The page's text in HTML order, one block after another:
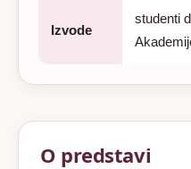
Izvode
studenti
O predstavi